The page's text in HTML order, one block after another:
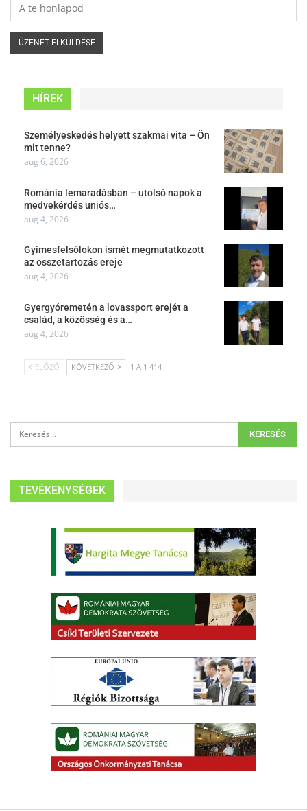
HÍREK
Személyeskedés helyett szakmai vita – Ön
mit tenne?
aug 6, 2026
Románia lemaradásban – utolsó napok a
medvekérdés uniós…
aug 4, 2026
Gyimesfelsőlokon ismét megmutatkozott
az összetartozás ereje
aug 4, 2026
Gyergyóremetén a lovassport erejét a
család, a közösség és a…
aug 4, 2026
ELŐZŐ KÖVETKEZŐ 1 A 1 414
TEVÉKENYSÉGEK